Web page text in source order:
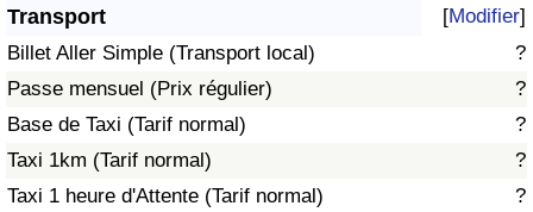
Transport [Modifier]
Billet Aller Simple (Transport local)
?
Passe mensuel (Prix régulier)
?
Base de Taxi (Tarif normal)
?
Taxi 1km (Tarif normal)
?
Taxi 1 heure d'Attente (Tarif normal)
?